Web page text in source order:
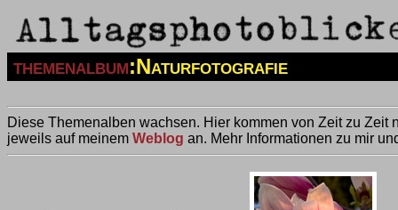
themenalbum:Naturfotografie
Diese Themenalben wachsen. Hier kommen von Zeit zu
jeweils auf meinem Weblog an. Mehr Informationen zu mir